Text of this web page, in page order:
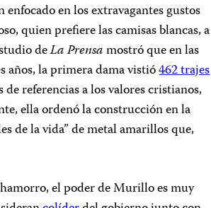
en los extravagantes gustos
quien prefiere las camisas blancas, a
deLa Prensamostró que en las
años, la primera dama vistió462 trajes
referencias a los valores cristianos,
ella ordenó la construcción en la
de la vida” de metal amarillos que,
el poder de Murillo es muy